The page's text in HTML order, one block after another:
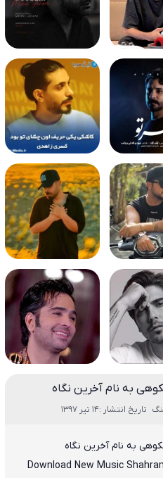
به نام آخرین نگاه
تاریخ انتشار :14 تیر 1397
به نامآخرین نگاه
Download New Music